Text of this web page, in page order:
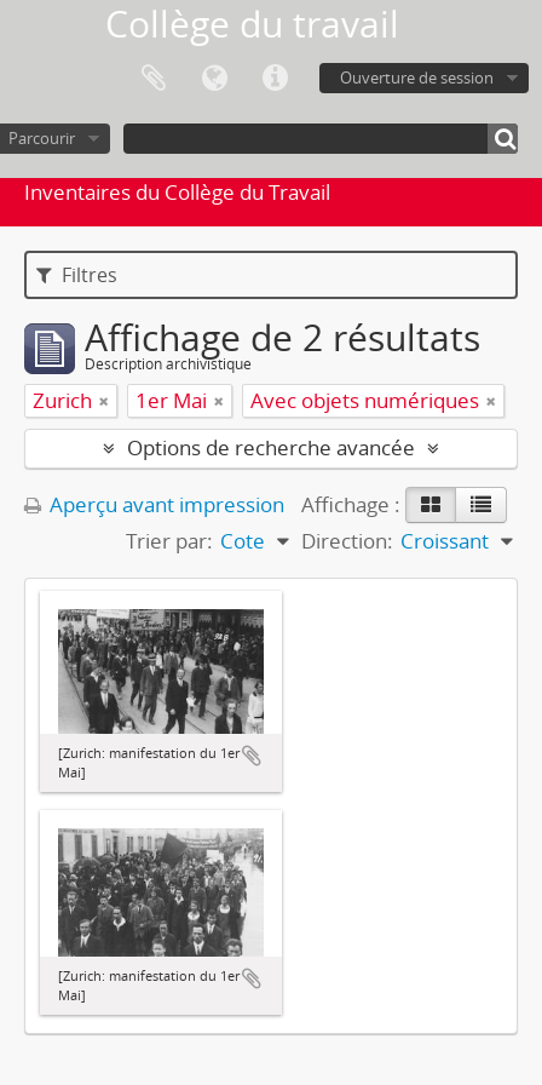
Collège du travail
Ouverture de session
Parcourir
Inventaires du Collège du Travail
Filtres
Affichage de 2 résultats
Description archivistique
Zurich 1er Mai
Avec objets numériques
Options de recherche avancée
Aperçu avant impression
Affichage :
Trier par: Cote Direction: Croissant
[Zurich: manifestation du 1er
Mai]
[Zurich: manifestation du 1er
Mai]